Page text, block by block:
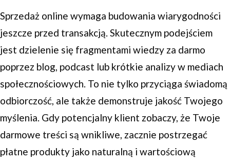
Sprzedaż online wymaga budowania wiarygodności
jeszcze przed transakcją. Skutecznym podejściem
jest dzielenie się fragmentami wiedzy za darmo
poprzez blog, podcast lub krótkie analizy w mediach
społecznościowych. To nie tylko przyciąga świadomą
odbiorczość, ale także demonstruje jakość Twojego
myślenia. Gdy potencjalny klient zobaczy, że Twoje
darmowe treści są wnikliwe, zacznie postrzegać
płatne produkty jako naturalną i wartościową